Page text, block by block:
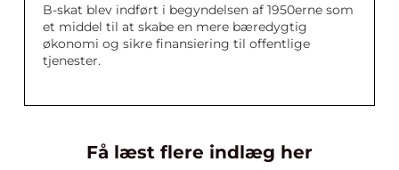
B-skat blev indført i begyndelsen af 1950erne som
et middel til at skabe en mere bæredygtig
økonomi og sikre finansiering til offentlige
tjenester.
Få læst flere indlæg her